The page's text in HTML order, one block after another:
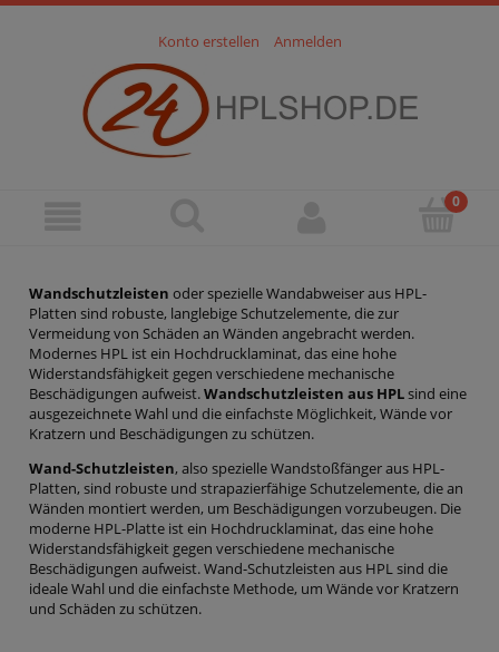
Konto erstellen Anmelden
Wandschutzleisten oder spezielle Wandabweiser aus HPL-
Platten sind robuste, langlebige Schutzelemente, die zur
Vermeidung von Schäden an Wänden angebracht werden.
Modernes HPL ist ein Hochdrucklaminat, das eine hohe
Widerstandsfähigkeit gegen verschiedene mechanische
Beschädigungen aufweist.Wandschutzleisten aus HPLsind eine
ausgezeichnete Wahl und die einfachste Möglichkeit, Wände vor
Kratzern und Beschädigungen zu schützen.
Wand-Schutzleisten, also spezielle Wandstoßfänger aus HPL-
Platten, sind robuste und strapazierfähige Schutzelemente, die an
Wänden montiert werden, um Beschädigungen vorzubeugen. Die
moderne HPL-Platte ist ein Hochdrucklaminat, das eine hohe
Widerstandsfähigkeit gegen verschiedene mechanische
Beschädigungen aufweist. Wand-Schutzleisten aus HPL sind die
ideale Wahl und die einfachste Methode, um Wände vor Kratzern
und Schäden zu schützen.